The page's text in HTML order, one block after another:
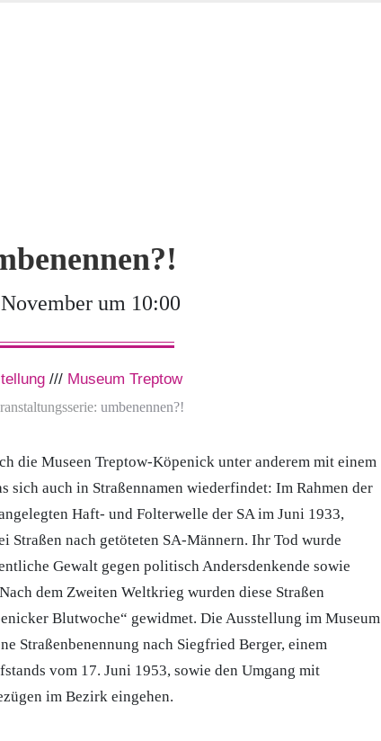
um 10:00
/// Museum Treptow
umbenennen?!
die Museen Treptow-Köpenick unter anderem mit einem
sich auch in Straßennamen wiederfindet: Im Rahmen der
Haft- und Folterwelle der SA im Juni 1933,
Straßen nach getöteten SA-Männern. Ihr Tod wurde
Gewalt gegen politisch Andersdenkende sowie
dem Zweiten Weltkrieg wurden diese Straßen
Blutwoche“ gewidmet. Die Ausstellung im Museum
Straßenbenennung nach Siegfried Berger, einem
vom 17. Juni 1953, sowie den Umgang mit
im Bezirk eingehen.